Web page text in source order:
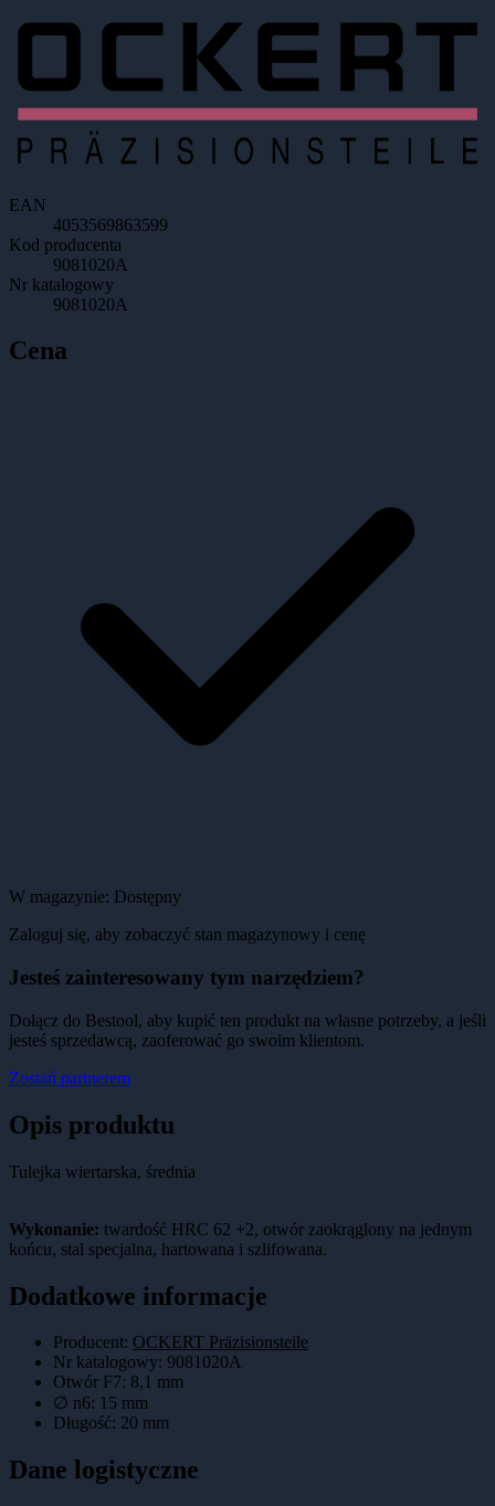
EAN
4053569863599
Kod producenta
9081020A
Nr katalogowy
9081020A
Cena
W magazynie: Dostępny
Zaloguj się, aby zobaczyć stan magazynowy i cenę
Jesteś zainteresowany tym narzędziem?
Dołącz do Bestool, aby kupić ten produkt na własne potrzeby, a jeśli
jesteś sprzedawcą, zaoferować go swoim klientom.
Zostań partnerem
Opis produktu
Tulejka wiertarska, średnia
Wykonanie: twardość HRC 62 +2, otwór zaokrąglony na jednym
końcu, stal specjalna, hartowana i szlifowana.
Dodatkowe informacje
Producent: OCKERT Präzisionsteile
Nr katalogowy: 9081020A
Otwór F7: 8,1 mm
∅ n6: 15 mm
Długość: 20 mm
Dane logistyczne